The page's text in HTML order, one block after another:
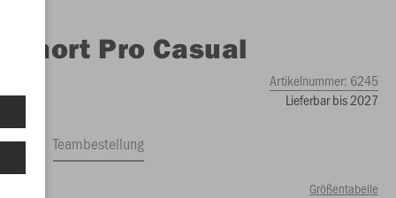
Short Pro Casual
Artikelnummer: 6245
Lieferbar bis 2027
Teambestellung
Größentabelle